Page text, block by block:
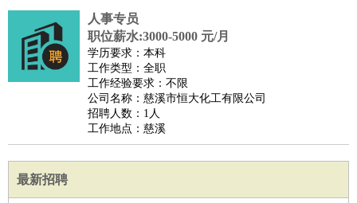
人事专员
职位薪水:3000-5000 元/月
学历要求：本科
工作类型：全职
工作经验要求：不限
公司名称：慈溪市恒大化工有限公司
招聘人数：1人
工作地点：慈溪
最新招聘